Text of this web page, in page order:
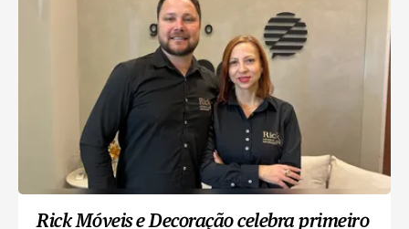
Rick Móveis e Decoração celebra primeiro